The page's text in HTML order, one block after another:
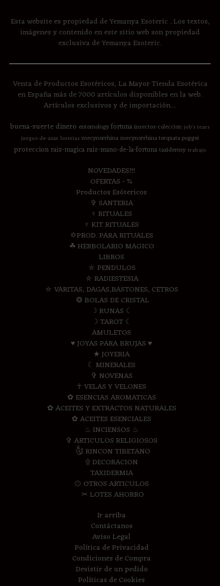
Esta website es propiedad de Yemanya Esoteric . Los textos,
imágenes y contenido en este sitio web son propiedad
exclusiva de Yemanya Esoteric.
Venta de Productos Esotéricos, La Mayor Tienda Esotérica
en España más de 7000 artículos disponibles en la web.
Artículos exclusivos y de importación....
buena-suertedinero entomologyfortunainsectos-coleccion job's tears
juegos-de-azar loterias mecynorrhinamecynorrhina torquata poggei
proteccion raiz-magica raiz-mano-de-la-fortunataxidermy trabajo
NOVEDADES!!!
OFERTAS - %
Productos Esótericos
✞ SANTERIA
♆ RITUALES
♆ KIT RITUALES
✡PROD. PARA RITUALES
☘ HERBOLARIO MAGICO
LIBROS
⛤ PENDULOS
⛤ RADIESTESIA
⛤ VARITAS, DAGAS,BASTONES, CETROS
❂ BOLAS DE CRISTAL
☽ RUNAS ☾
☽ TAROT ☾
AMULETOS
♥ JOYAS PARA BRUJAS ♥
★ JOYERIA
☾ MINERALES
✞ NOVENAS
☥ VELAS Y VELONES
✿ ESENCIAS AROMATICAS
✿ ACEITES Y EXTRACTOS NATURALES
✿ ACEITES ESENCIALES
♨ INCIENSOS ♨
✞ ARTICULOS RELIGIOSOS
༃ RINCON TIBETANO
۩ DECORACION
TAXIDERMIA
۞ OTROS ARTICULOS
✂ LOTES AHORRO
Ir arriba
Contáctanos
Aviso Legal
Política de Privacidad
Condiciones de Compra
Desistir de un pedido
Políticas de Cookies